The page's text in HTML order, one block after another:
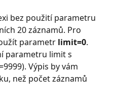
bez použití parametru
20 záznamů. Pro
parametr limit=0.
parametru limit s
Výpis by vám
než počet záznamů